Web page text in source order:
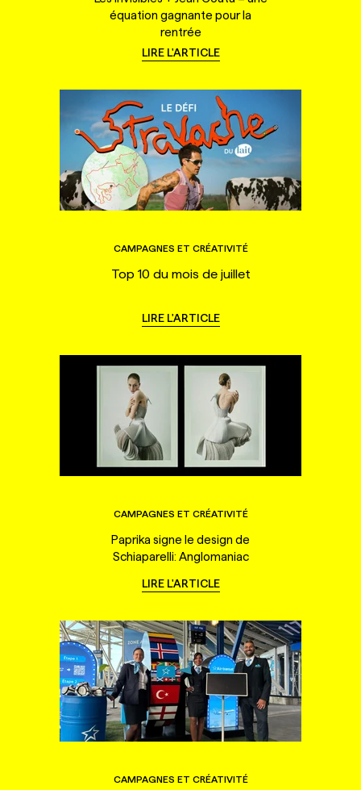
équation gagnante pour la
rentrée
LIRE L'ARTICLE
CAMPAGNES ET CRÉATIVITÉ
Top 10 du mois de juillet
LIRE L'ARTICLE
CAMPAGNES ET CRÉATIVITÉ
Paprika signe le design de
Schiaparelli: Anglomaniac
LIRE L'ARTICLE
CAMPAGNES ET CRÉATIVITÉ